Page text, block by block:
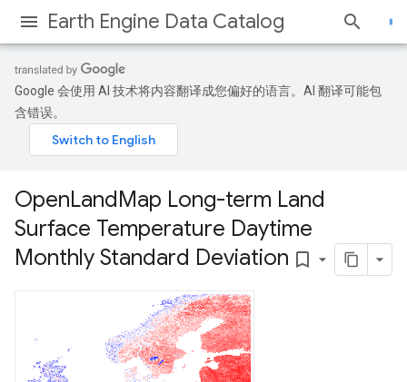
Earth Engine Data Catalog
Google 会使用 AI 技术将内容翻译成您偏好的语言。AI 翻译可能包
含错误。
OpenLandMap Long-term Land
Surface Temperature Daytime
Monthly Standard Deviation bookmark_border